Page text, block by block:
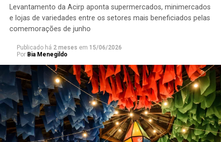
Levantamento da Acirp aponta supermercados, minimercados
e lojas de variedades entre os setores mais beneficiados pelas
comemorações de junho
Publicado há 2 meses em 15/06/2026
Por Bia Menegildo